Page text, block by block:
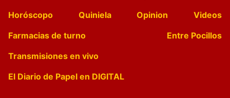
Horóscopo
Quiniela Opinion
Videos
Farmacias de turno
Entre Pocillos
Transmisiones en vivo
El Diario de Papel en DIGITAL